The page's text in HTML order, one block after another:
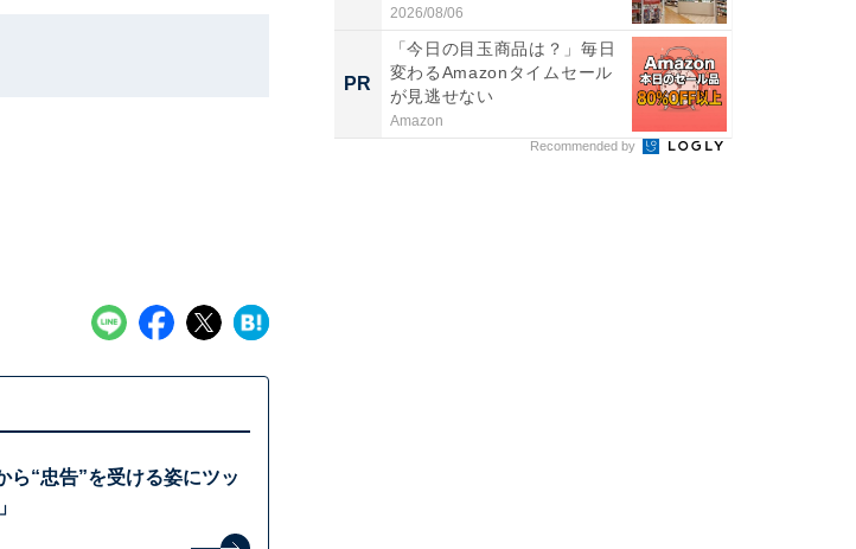
ら“忠告”を受ける姿にツッ
2026/08/06
PR
「今日の目玉商品は？」毎日
変わるAmazonタイムセール
が見逃せない
Amazon
Recommended by